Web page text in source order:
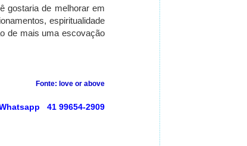
gostaria de melhorar em
espiritualidade
de mais uma escovação
Fonte: love or above
41 99654-2909